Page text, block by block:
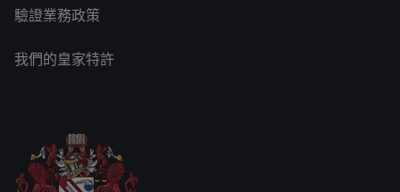
驗證業務政策
我們的皇家特許